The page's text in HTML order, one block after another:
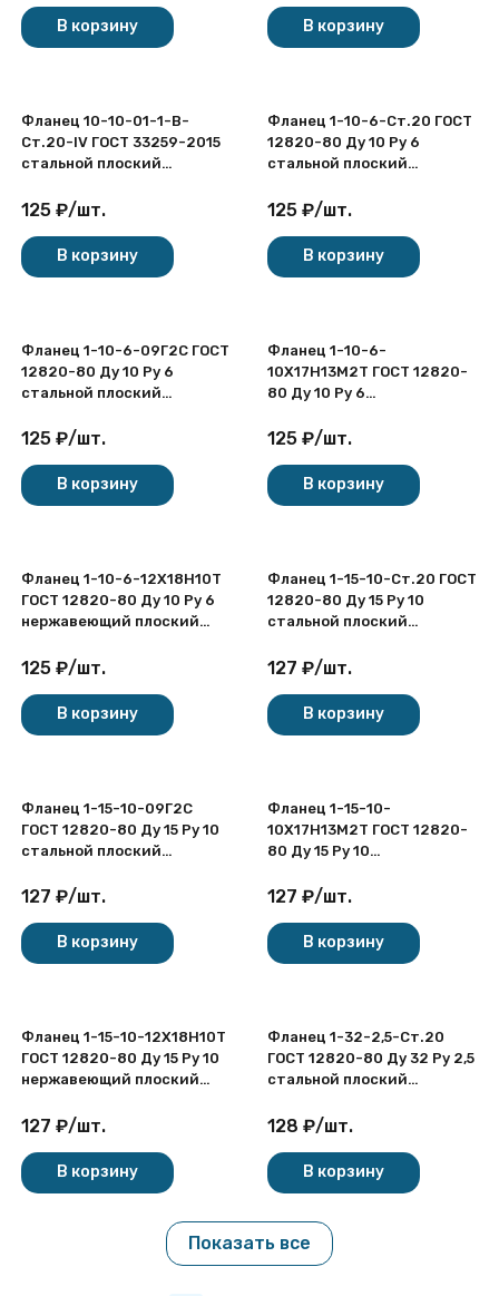
В корзину В корзину
Фланец 10-10-01-1-В-
Ст.20-IV ГОСТ 33259-2015
стальной плоский
125 ₽/шт.
В корзину
Фланец 1-10-6-Ст.20 ГОСТ
12820-80 Ду 10 Ру 6
стальной плоский
125 ₽/шт.
В корзину
Фланец 1-10-6-09Г2С ГОСТ
12820-80 Ду 10 Ру 6
стальной плоский
125 ₽/шт.
В корзину
Фланец 1-10-6-
10Х17Н13М2Т ГОСТ 12820-
80 Ду 10 Ру 6
приварной
125 ₽/шт.
В корзину
Фланец 1-10-6-12Х18Н10Т
ГОСТ 12820-80 Ду 10 Ру 6
нержавеющий плоский
125 ₽/шт.
В корзину
Фланец 1-15-10-Ст.20 ГОСТ
12820-80 Ду 15 Ру 10
стальной плоский
127 ₽/шт.
В корзину
Фланец 1-15-10-09Г2С
ГОСТ 12820-80 Ду 15 Ру 10
стальной плоский
127 ₽/шт.
В корзину
Фланец 1-15-10-
10Х17Н13М2Т ГОСТ 12820-
80 Ду 15 Ру 10
приварной
127 ₽/шт.
В корзину
Фланец 1-15-10-12Х18Н10Т
ГОСТ 12820-80 Ду 15 Ру 10
нержавеющий плоский
127 ₽/шт.
В корзину
Фланец 1-32-2,5-Ст.20
ГОСТ 12820-80 Ду 32 Ру 2,5
стальной плоский
128 ₽/шт.
В корзину
Показать все